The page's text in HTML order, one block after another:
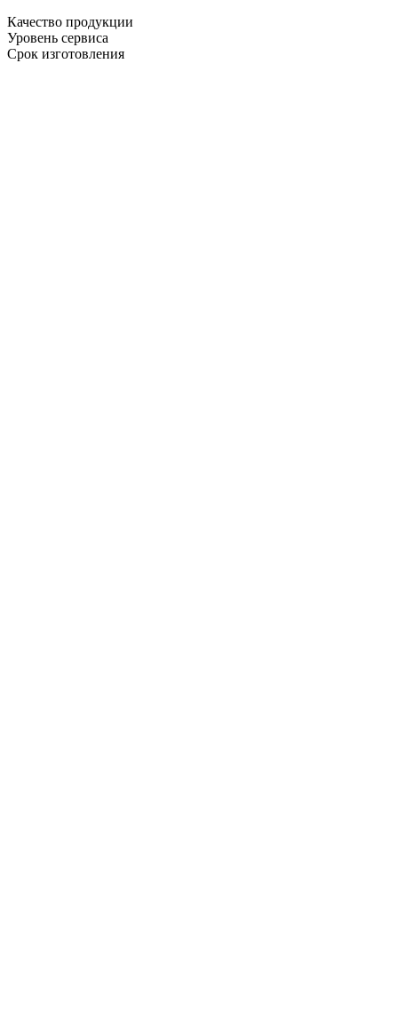
Качество продукции
Уровень сервиса
Срок изготовления